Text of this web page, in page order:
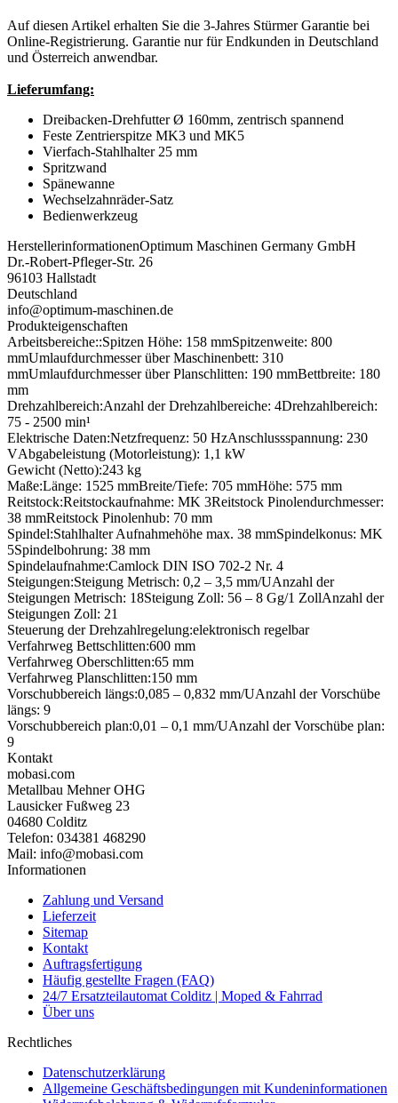
Auf diesen Artikel erhalten Sie die 3-Jahres Stürmer Garantie bei
Online-Registrierung. Garantie nur für Endkunden in Deutschland
und Österreich anwendbar.
Lieferumfang:
Dreibacken-Drehfutter Ø 160mm, zentrisch spannend
Feste Zentrierspitze MK3 und MK5
Vierfach-Stahlhalter 25 mm
Spritzwand
Spänewanne
Wechselzahnräder-Satz
Bedienwerkzeug
HerstellerinformationenOptimum Maschinen Germany GmbH
Dr.-Robert-Pfleger-Str. 26
96103 Hallstadt
Deutschland
info@optimum-maschinen.de
Produkteigenschaften
Arbeitsbereiche::Spitzen Höhe: 158 mmSpitzenweite: 800
mmUmlaufdurchmesser über Maschinenbett: 310
mmUmlaufdurchmesser über Planschlitten: 190 mmBettbreite: 180
mm
Drehzahlbereich:Anzahl der Drehzahlbereiche: 4Drehzahlbereich:
75 - 2500 min¹
Elektrische Daten:Netzfrequenz: 50 HzAnschlussspannung: 230
VAbgabeleistung (Motorleistung): 1,1 kW
Gewicht (Netto):243 kg
Maße:Länge: 1525 mmBreite/Tiefe: 705 mmHöhe: 575 mm
Reitstock:Reitstockaufnahme: MK 3Reitstock Pinolendurchmesser:
38 mmReitstock Pinolenhub: 70 mm
Spindel:Stahlhalter Aufnahmehöhe max. 38 mmSpindelkonus: MK
5Spindelbohrung: 38 mm
Spindelaufnahme:Camlock DIN ISO 702-2 Nr. 4
Steigungen:Steigung Metrisch: 0,2 – 3,5 mm/UAnzahl der
Steigungen Metrisch: 18Steigung Zoll: 56 – 8 Gg/1 ZollAnzahl der
Steigungen Zoll: 21
Steuerung der Drehzahlregelung:elektronisch regelbar
Verfahrweg Bettschlitten:600 mm
Verfahrweg Oberschlitten:65 mm
Verfahrweg Planschlitten:150 mm
Vorschubbereich längs:0,085 – 0,832 mm/UAnzahl der Vorschübe
längs: 9
Vorschubbereich plan:0,01 – 0,1 mm/UAnzahl der Vorschübe plan:
9
Kontakt
mobasi.com
Metallbau Mehner OHG
Lausicker Fußweg 23
04680 Colditz
Telefon: 034381 468290
Mail: info@mobasi.com
Informationen
Zahlung und Versand
Lieferzeit
Sitemap
Kontakt
Auftragsfertigung
Häufig gestellte Fragen (FAQ)
24/7 Ersatzteilautomat Colditz | Moped & Fahrrad
Über uns
Rechtliches
Datenschutzerklärung
Allgemeine Geschäftsbedingungen mit Kundeninformationen